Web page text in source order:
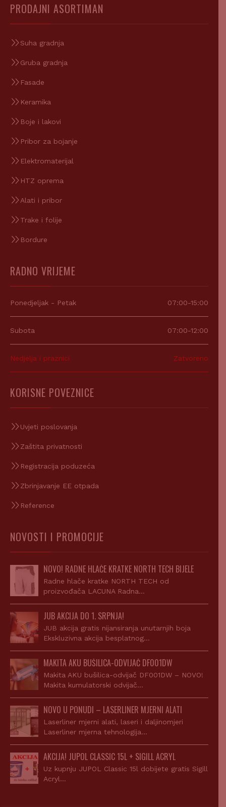
PRODAJNI ASORTIMAN
Suha gradnja
Gruba gradnja
Fasade
Keramika
Boje i lakovi
Pribor za bojanje
Elektromaterijal
HTZ oprema
Alati i pribor
Trake i folije
Bordure
RADNO VRIJEME
Ponedjeljak - Petak 07:00-15:00
Subota 07:00-12:00
Nedjelja i praznici Zatvoreno
KORISNE POVEZNICE
Uvjeti poslovanja
Zaštita privatnosti
Registracija poduzeća
Zbrinjavanje EE otpada
Reference
NOVOSTI I PROMOCIJE
NOVO! RADNE HLAČE KRATKE NORTH TECH BIJELE
Radne hlače kratke NORTH TECH od
proizvođača LACUNA Radna…
JUB AKCIJA DO 1. SRPNJA!
JUB akcija gratis nijansiranja unutarnjih boja
Ekskluzivna akcija besplatnog…
MAKITA AKU BUŠILICA-ODVIJAČ DF001DW
Makita AKU bušilica-odvijač DF001DW – NOVO!
Makita kumulatorski odvijač…
NOVO U PONUDI – LASERLINER MJERNI ALATI
Laserliner mjerni alati, laseri i daljinomjeri
Laserliner mjerna tehnologija…
AKCIJA! JUPOL CLASSIC 15L + SIGILL ACRYL
Uz kupnju JUPOL Classic 15l dobijete gratis Sigill
Acryl…